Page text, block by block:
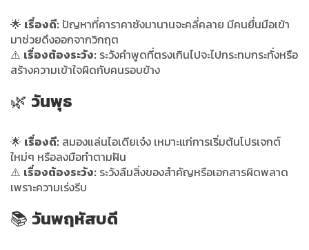
🌟 เรื่องดี: ปัญหาที่คาราคาซังมานานจะคลี่คลาย มีคนยื่นมือเข้า
มาช่วยดึงออกจากวิกฤต
⚠️ เรื่องต้องระวัง: ระวังคำพูดที่ตรงเกินไปจะไปกระทบกระทั่งหรือ
สร้างความเข้าใจผิดกับคนรอบข้าง
🌿 วันพุธ
🌟 เรื่องดี: สมองแล่นไอเดียเจ๋ง เหมาะแก่การเริ่มต้นโปรเจกต์
ใหม่ๆ หรือลงมือทำตามฝัน
⚠️ เรื่องต้องระวัง: ระวังลืมสิ่งของสำคัญหรือเอกสารผิดพลาด
เพราะความเร่งรีบ
📚 วันพฤหัสบดี